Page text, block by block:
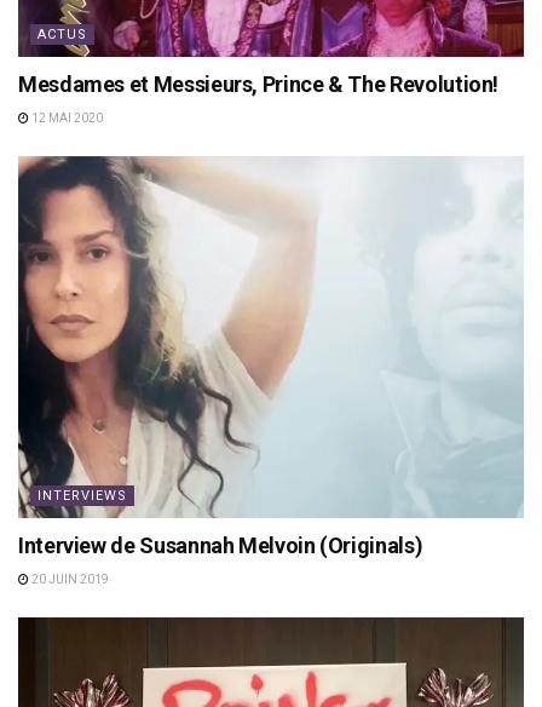
ACTUS
Mesdames et Messieurs, Prince & The Revolution!
12 MAI 2020
INTERVIEWS
Interview de Susannah Melvoin (Originals)
20 JUIN 2019